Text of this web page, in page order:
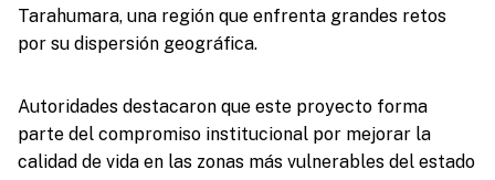
Tarahumara, una región que enfrenta grandes retos
por su dispersión geográfica.
Autoridades destacaron que este proyecto forma
parte del compromiso institucional por mejorar la
calidad de vida en las zonas más vulnerables del estado